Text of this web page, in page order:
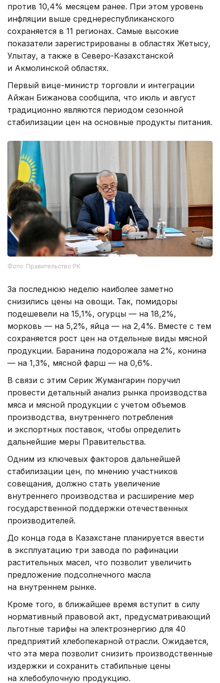
против 10,4% месяцем ранее. При этом уровень
инфляции выше среднереспубликанского
сохраняется в 11 регионах. Самые высокие
показатели зарегистрированы в областях Жетысу,
Улытау, а также в Северо-Казахстанской
и Акмолинской областях.
Первый вице-министр торговли и интеграции
Айжан Бижанова сообщила, что июль и август
традиционно являются периодом сезонной
стабилизации цен на основные продукты питания.
Фото: Правительство РК
За последнюю неделю наиболее заметно
снизились цены на овощи. Так, помидоры
подешевели на 15,1%, огурцы — на 18,2%,
морковь — на 5,2%, яйца — на 2,4%. Вместе с тем
сохраняется рост цен на отдельные виды мясной
продукции. Баранина подорожала на 2%, конина
— на 1,3%, мясной фарш — на 0,6%.
В связи с этим Серик Жумангарин поручил
провести детальный анализ рынка производства
мяса и мясной продукции с учетом объемов
производства, внутреннего потребления
и экспортных поставок, чтобы определить
дальнейшие меры Правительства.
Одним из ключевых факторов дальнейшей
стабилизации цен, по мнению участников
совещания, должно стать увеличение
внутреннего производства и расширение мер
государственной поддержки отечественных
производителей.
До конца года в Казахстане планируется ввести
в эксплуатацию три завода по рафинации
растительных масел, что позволит увеличить
предложение подсолнечного масла
на внутреннем рынке.
Кроме того, в ближайшее время вступит в силу
нормативный правовой акт, предусматривающий
льготные тарифы на электроэнергию для 40
предприятий хлебопекарной отрасли. Ожидается,
что эта мера позволит снизить производственные
издержки и сохранить стабильные цены
на хлебобулочную продукцию.